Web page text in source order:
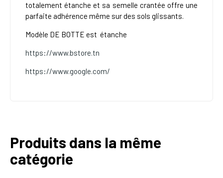
totalement étanche et sa semelle crantée offre une
parfaite adhérence même sur des sols glissants.
Modèle DE BOTTE est étanche
https://www.bstore.tn
https://www.google.com/
Produits dans la même
catégorie